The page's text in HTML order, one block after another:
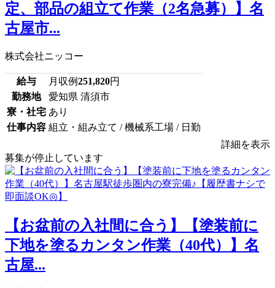
定、部品の組立て作業（2名急募）】名
古屋市...
株式会社ニッコー
給与 月収例251,820円
勤務地
愛知県 清須市
寮・社宅 あり
仕事内容 組立・組み立て / 機械系工場 / 日勤
詳細を表示
募集が停止しています
【お盆前の入社間に合う】【塗装前に
下地を塗るカンタン作業（40代）】名
古屋...